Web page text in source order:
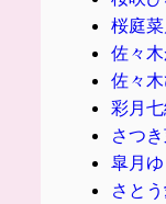
桜庭
佐々
佐々
彩月
さつ
皐月ゆ
さと